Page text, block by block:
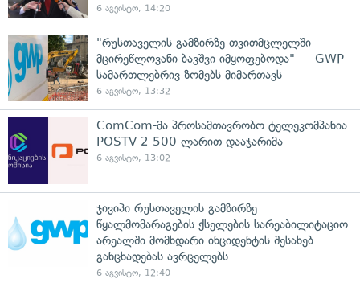
6 აგვისტო, 14:20
"რუსთაველის გამზირზე თვითმცლელში
მცირეწლოვანი ბავშვი იმყოფებოდა" — GWP
სამართლებრივ ზომებს მიმართავს
6 აგვისტო, 13:32
ComCom-მა პროსამთავრობო ტელეკომპანია
POSTV 2 500 ლარით დააჯარიმა
6 აგვისტო, 13:02
ჯივიპი რუსთაველის გამზირზე
წყალმომარაგების ქსელების სარეაბილიტაციო
არეალში მომხდარი ინციდენტის შესახებ
განცხადებას ავრცელებს
6 აგვისტო, 12:40